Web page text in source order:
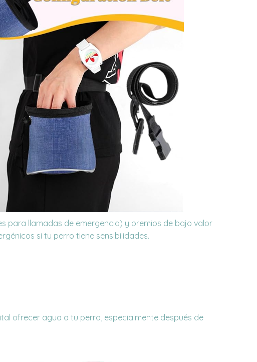
para llamadas de emergencia) y premios de bajo valor
si tu perro tiene sensibilidades.
ofrecer agua a tu perro, especialmente después de